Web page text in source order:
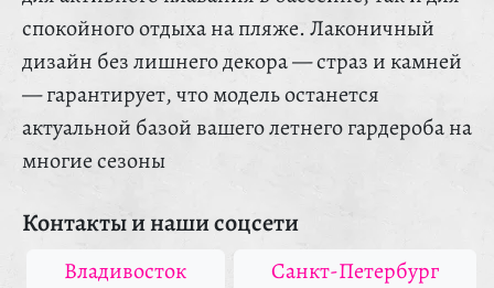
спокойного отдыха на пляже. Лаконичный
дизайн без лишнего декора — страз и камней
— гарантирует, что модель останется
актуальной базой вашего летнего гардероба на
многие сезоны
Контакты и наши соцсети
Владивосток Санкт-Петербург